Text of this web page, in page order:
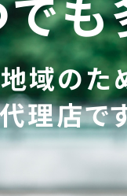
も
地域のた
理店で